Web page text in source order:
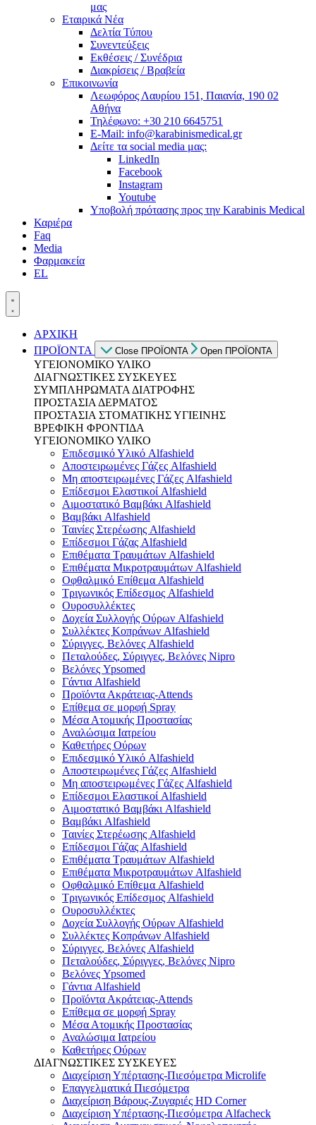
μας
Εταιρικά Νέα
Δελτία Τύπου
Συνεντεύξεις
Εκθέσεις / Συνέδρια
Διακρίσεις / Βραβεία
Επικοινωνία
Λεωφόρος Λαυρίου 151, Παιανία, 190 02
Αθήνα
Τηλέφωνο: +30 210 6645751
E-Mail: info@karabinismedical.gr
Δείτε τα social media μας:
LinkedIn
Facebook
Instagram
Youtube
Υποβολή πρότασης προς την Karabinis Medical
Καριέρα
Faq
Media
Φαρμακεία
EL
ΑΡΧΙΚΗ
ΠΡΟΪΟΝΤΑ
Close ΠΡΟΪΟΝΤΑ Open ΠΡΟΪΟΝΤΑ
ΥΓΕΙΟΝΟΜΙΚΟ ΥΛΙΚΟ
ΔΙΑΓΝΩΣΤΙΚΕΣ ΣΥΣΚΕΥΕΣ
ΣΥΜΠΛΗΡΩΜΑΤΑ ΔΙΑΤΡΟΦΗΣ
ΠΡΟΣΤΑΣΙΑ ΔΕΡΜΑΤΟΣ
ΠΡΟΣΤΑΣΙΑ ΣΤΟΜΑΤΙΚΗΣ ΥΓΙΕΙΝΗΣ
ΒΡΕΦΙΚΗ ΦΡΟΝΤΙΔΑ
ΥΓΕΙΟΝΟΜΙΚΟ ΥΛΙΚΟ
Επιδεσμικό Υλικό Alfashield
Αποστειρωμένες Γάζες Alfashield
Μη αποστειρωμένες Γάζες Alfashield
Επίδεσμοι Ελαστικοί Alfashield
Αιμοστατικό Βαμβάκι Alfashield
Βαμβάκι Alfashield
Ταινίες Στερέωσης Alfashield
Επίδεσμοι Γάζας Alfashield
Επιθέματα Τραυμάτων Alfashield
Επιθέματα Μικροτραυμάτων Alfashield
Οφθαλμικό Eπίθεμα Alfashield
Τριγωνικός Επίδεσμος Alfashield
Ουροσυλλέκτες
Δοχεία Συλλογής Ούρων Alfashield
Συλλέκτες Κοπράνων Alfashield
Σύριγγες, Βελόνες Alfashield
Πεταλούδες, Σύριγγες, Βελόνες Nipro
Βελόνες Ypsomed
Γάντια Alfashield
Προϊόντα Ακράτειας-Attends
Επίθεμα σε μορφή Spray
Μέσα Ατομικής Προστασίας
Αναλώσιμα Ιατρείου
Καθετήρες Ούρων
Επιδεσμικό Υλικό Alfashield
Αποστειρωμένες Γάζες Alfashield
Μη αποστειρωμένες Γάζες Alfashield
Επίδεσμοι Ελαστικοί Alfashield
Αιμοστατικό Βαμβάκι Alfashield
Βαμβάκι Alfashield
Ταινίες Στερέωσης Alfashield
Επίδεσμοι Γάζας Alfashield
Επιθέματα Τραυμάτων Alfashield
Επιθέματα Μικροτραυμάτων Alfashield
Οφθαλμικό Eπίθεμα Alfashield
Τριγωνικός Επίδεσμος Alfashield
Ουροσυλλέκτες
Δοχεία Συλλογής Ούρων Alfashield
Συλλέκτες Κοπράνων Alfashield
Σύριγγες, Βελόνες Alfashield
Πεταλούδες, Σύριγγες, Βελόνες Nipro
Βελόνες Ypsomed
Γάντια Alfashield
Προϊόντα Ακράτειας-Attends
Επίθεμα σε μορφή Spray
Μέσα Ατομικής Προστασίας
Αναλώσιμα Ιατρείου
Καθετήρες Ούρων
ΔΙΑΓΝΩΣΤΙΚΕΣ ΣΥΣΚΕΥΕΣ
Διαχείριση Υπέρτασης-Πιεσόμετρα Microlife
Επαγγελματικά Πιεσόμετρα
Διαχείριση Βάρους-Ζυγαριές HD Corner
Διαχείριση Υπέρτασης-Πιεσόμετρα Alfacheck